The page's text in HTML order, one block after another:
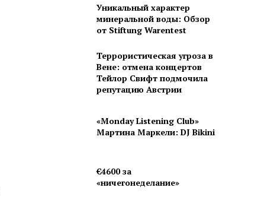
Уникальный характер
минеральной воды: Обзор
от Stiftung Warentest
Террористическая угроза в
Вене: отмена концертов
Тейлор Свифт подмочила
репутацию Австрии
«Monday Listening Club»
Мартина Маркели: DJ Bikini
€4600 за
«ничегонеделание»